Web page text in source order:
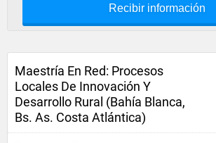
Recibir información
Maestría En Red: Procesos
Locales De Innovación Y
Desarrollo Rural (Bahía Blanca,
Bs. As. Costa Atlántica)